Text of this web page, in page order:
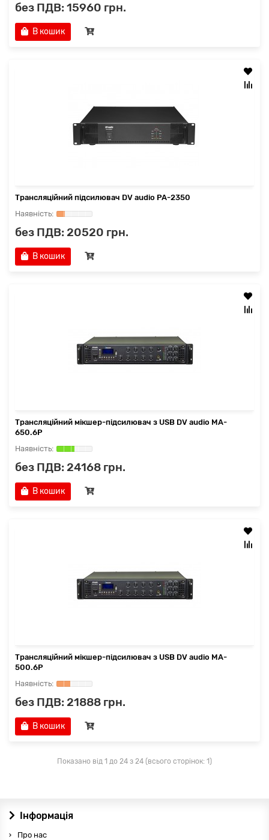
без ПДВ: 15960 грн.
В кошик
Трансляційний підсилювач DV audio PA-2350
без ПДВ: 20520 грн.
В кошик
Трансляційний мікшер-підсилювач з USB DV audio MA-
650.6P
без ПДВ: 24168 грн.
В кошик
Трансляційний мікшер-підсилювач з USB DV audio MA-
500.6P
без ПДВ: 21888 грн.
В кошик
Показано від 1 до 24 з 24 (всього сторінок: 1)
Інформація
Про нас